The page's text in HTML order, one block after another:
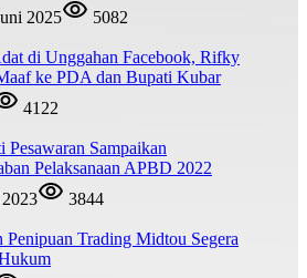
2025
5082
di Unggahan Facebook, Rifky
ke PDA dan Bupati Kubar
4122
Pesawaran Sampaikan
Pelaksanaan APBD 2022
3844
Penipuan Trading Midtou Segera